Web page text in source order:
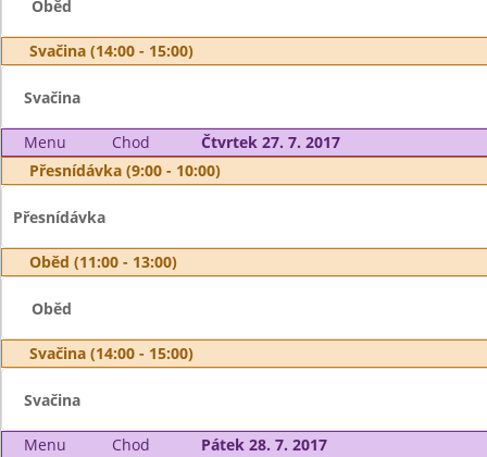
Oběd
Svačina (14:00 - 15:00)
Svačina
Menu Chod
Čtvrtek 27. 7. 2017
Přesnídávka (9:00 - 10:00)
Přesnídávka
Oběd (11:00 - 13:00)
Oběd
Svačina (14:00 - 15:00)
Svačina
Menu Chod
Pátek 28. 7. 2017